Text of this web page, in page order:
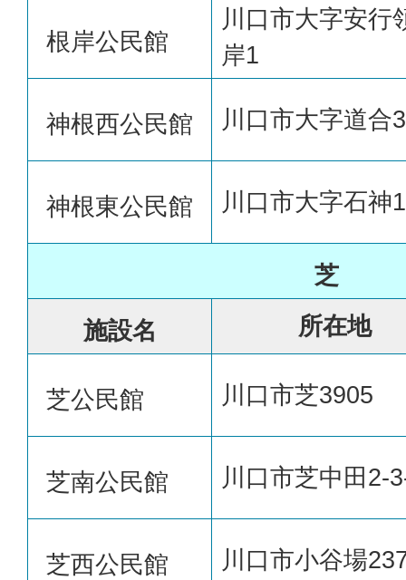
根岸公民館
川口市大字安行
岸1
神根西公民館 川口市大字道合
神根東公民館 川口市大字石神
芝
施設名
所在地
芝公民館 川口市芝3905
芝南公民館 川口市芝中田2-
芝西公民館 川口市小谷場